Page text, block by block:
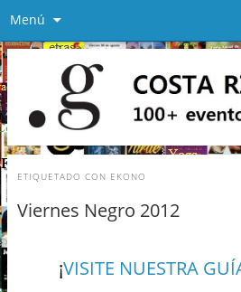
Menú
ETIQUETADO CON EKONO
Viernes Negro 2012
¡VISITE NUESTRA